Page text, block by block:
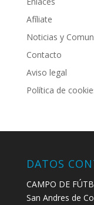
Afíliate
Noticias y
Contacto
Aviso legal
Política de
DATOS
CAMPO DE
San Andres de